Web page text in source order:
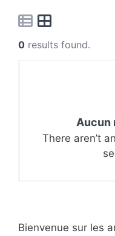
0 results found.
Aucun
There aren’t
Bienvenue sur les